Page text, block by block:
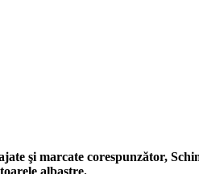
şi marcate corespunzător,